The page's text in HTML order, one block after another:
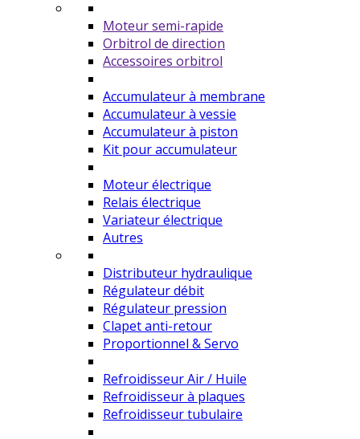
Moteur semi-rapide
Orbitrol de direction
Accessoires orbitrol
Accumulateur à membrane
Accumulateur à vessie
Accumulateur à piston
Kit pour accumulateur
Moteur électrique
Relais électrique
Variateur électrique
Autres
Distributeur hydraulique
Régulateur débit
Régulateur pression
Clapet anti-retour
Proportionnel & Servo
Refroidisseur Air / Huile
Refroidisseur à plaques
Refroidisseur tubulaire